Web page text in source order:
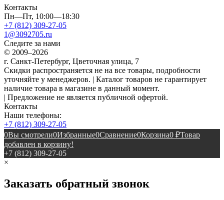
Контакты
Пн—Пт, 10:00—18:30
+7 (812) 309-27-05
1@3092705.ru
Следите за нами
© 2009–2026
г. Санкт-Петербург, Цветочная улица, 7
Скидки распространяется не на все товары, подробности
уточняйте у менеджеров. | Каталог товаров не гарантирует
наличие товара в магазине в данный момент.
| Предложение не является публичной офертой.
Контакты
Наши телефоны:
+7 (812) 309-27-05
0Вы смотрели0Избранные0Сравнение0Корзина0 ₽Товар
добавлен в корзину!
+7 (812) 309-27-05
×
Заказать обратный звонок